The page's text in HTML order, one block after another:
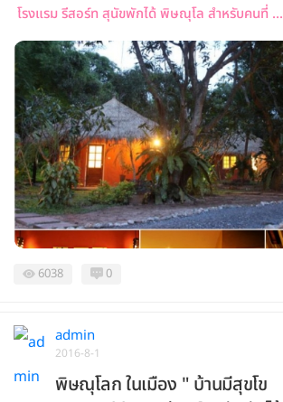
โรงแรม รีสอร์ท สุนัขพักได้ พิษณุโล สำหรับคนที่ ...
6038 0
admin
2016-8-1
พิษณุโลก ในเมือง " บ้านมีสุขโข